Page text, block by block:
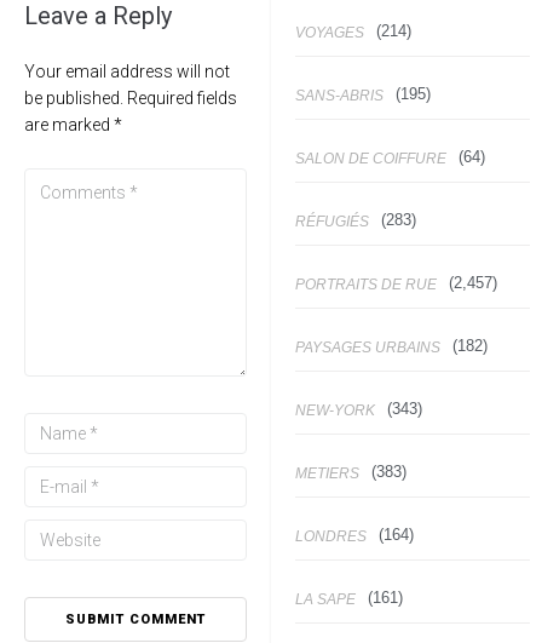
Leave a Reply
Your email address will not
be published. Required fields
are marked *
VOYAGES (214)
SANS-ABRIS (195)
SALON DE COIFFURE (64)
RÉFUGIÉS (283)
PORTRAITS DE RUE (2,457)
PAYSAGES URBAINS (182)
NEW-YORK (343)
METIERS (383)
LONDRES (164)
LA SAPE (161)